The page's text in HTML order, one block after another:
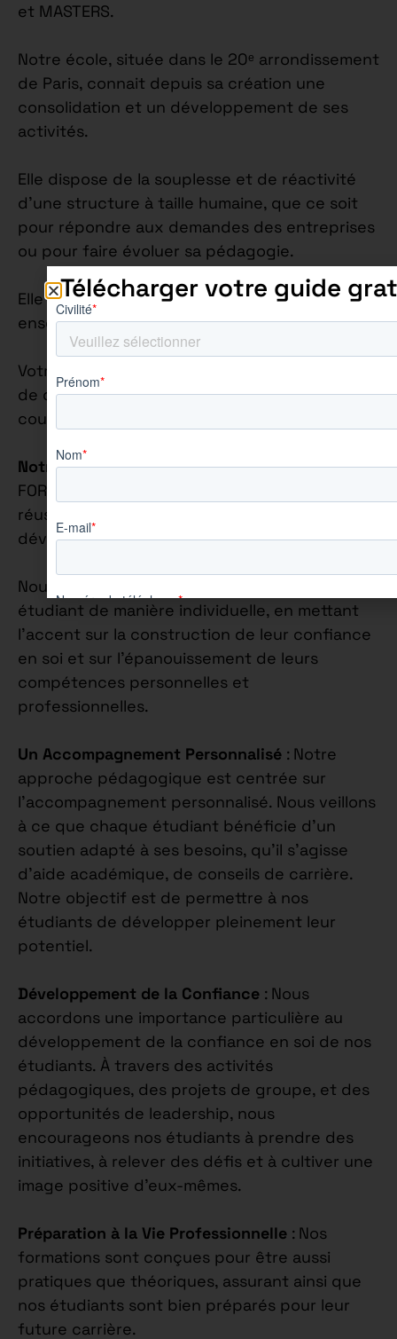
et MASTERS.
Notre école, située dans le 20ᵉ arrondissement
de Paris, connait depuis sa création une
consolidation et un développement de ses
activités.
Elle dispose de la souplesse et de réactivité
d’une structure à taille humaine, que ce soit
pour répondre aux demandes des entreprises
ou pour faire évoluer sa pédagogie.
Elle assure une proximité à l’équipe
enseignante ainsi qu’aux apprenants.
Votre rythme d’alternance sur cette offre est
de quatre jours en entreprise et un jour en
cours.
Notre Philosophie Éducative: Chez AUREÏS
FORMATION, nous croyons fermement que la
réussite académique va de pair avec le
développement personnel.
Nous nous engageons à accompagner chaque
étudiant de manière individuelle, en mettant
l’accent sur la construction de leur confiance
en soi et sur l’épanouissement de leurs
compétences personnelles et
professionnelles.
Un Accompagnement Personnalisé : Notre
approche pédagogique est centrée sur
l’accompagnement personnalisé. Nous veillons
à ce que chaque étudiant bénéficie d’un
soutien adapté à ses besoins, qu’il s’agisse
d’aide académique, de conseils de carrière.
Notre objectif est de permettre à nos
étudiants de développer pleinement leur
potentiel.
Développement de la Confiance : Nous
accordons une importance particulière au
développement de la confiance en soi de nos
étudiants. À travers des activités
pédagogiques, des projets de groupe, et des
opportunités de leadership, nous
encourageons nos étudiants à prendre des
initiatives, à relever des défis et à cultiver une
image positive d’eux-mêmes.
Préparation à la Vie Professionnelle : Nos
formations sont conçues pour être aussi
pratiques que théoriques, assurant ainsi que
nos étudiants sont bien préparés pour leur
future carrière.
Télécharger votre guide